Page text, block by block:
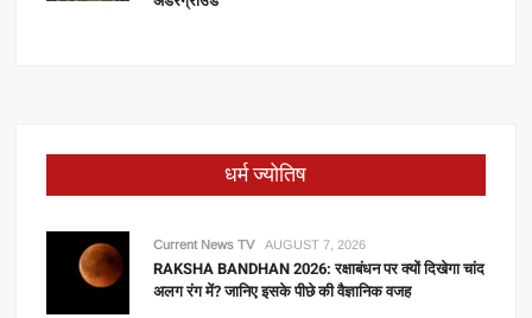
धर्म ज्योतिष
Current News TV AUGUST 7, 2026
RAKSHA BANDHAN 2026: रक्षाबंधन पर क्यों दिखेगा चांद
अलग रंग में? जानिए इसके पीछे की वैज्ञानिक वजह